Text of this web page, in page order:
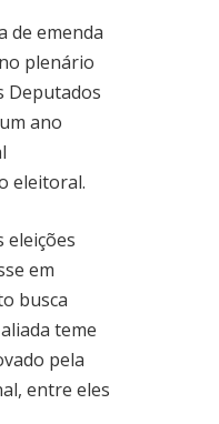
de emenda
plenário
Deputados
ano
eleitoral.
eleições
em
busca
teme
pela
entre eles